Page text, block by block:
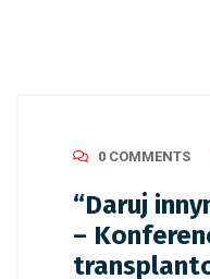
0 COMMENTS
“Daruj
–